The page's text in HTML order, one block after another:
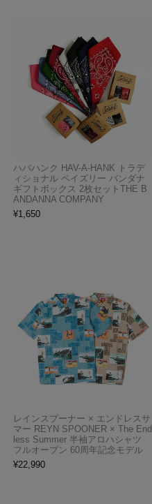
ハバハンク HAV-A-HANK トラデ
ィショナル ペイズリー バンダナ
ギフトボックス 2枚セットTHE B
ANDANNA COMPANY
¥1,650
レインスプーナー × エンドレスサ
マー REYN SPOONER × The End
less Summer 半袖アロハシャツ
フルオープン 60周年記念モデル
¥22,990